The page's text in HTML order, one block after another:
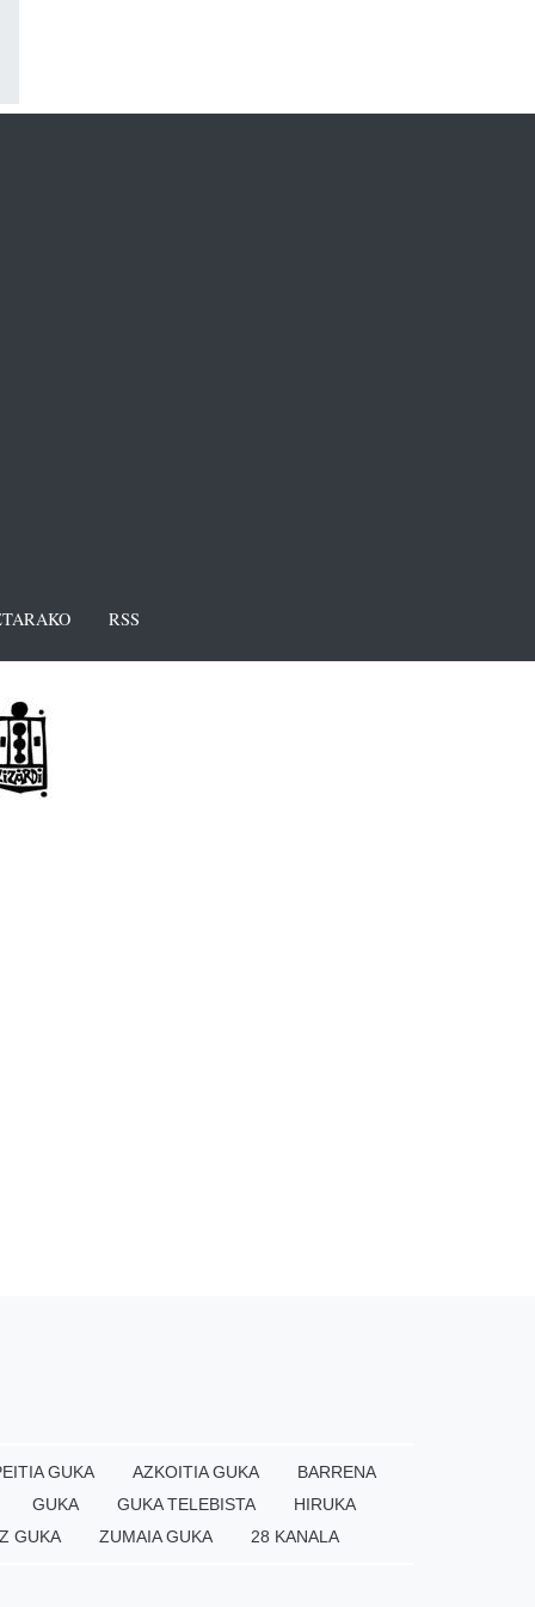
RSS
GUKA AZKOITIA GUKA
BARRENA
GUKA
GUKA TELEBISTA
HIRUKA
GUKA
ZUMAIA GUKA 28 KANALA